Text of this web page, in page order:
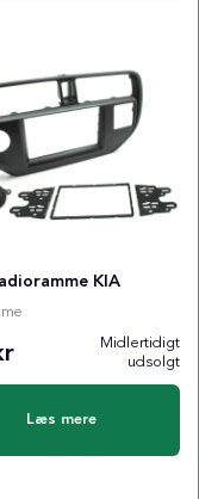
KIA
Midlertidigt
udsolgt
Læs mere